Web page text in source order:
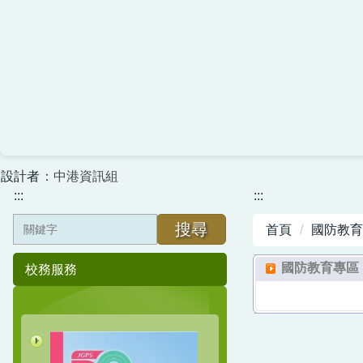
設計者 ：中港資訊組
:::
搜尋
校務服務
:::
首頁 國防教
國防教育專區